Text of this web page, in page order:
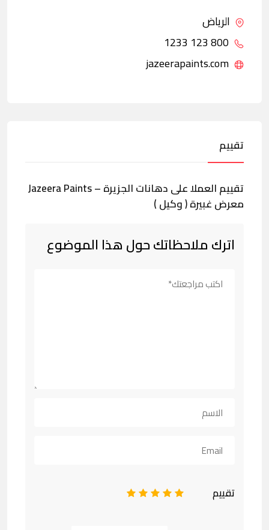
الرياض
تقييم
تقييم العملا على دهانات الجزيرة – Jazeera Paints
معرض غبيرة ( وكيل )
اترك ملاحظاتك حول هذا الموضوع
تقييم 5
4
3
2